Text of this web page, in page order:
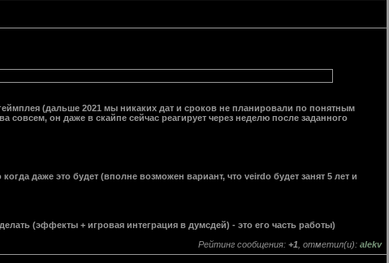
(дальше 2021 мы никаких дат и сроков не планировали по понятным
он даже в скайпе сейчас реагирует через неделю после заданного
даже это будет (вполне возможен вариант, что veirdo будет занят 5 лет и
(эффекты + игровая интеграция в думсдей) - это его часть работы)
Рейтинг сообщения: +1 , отметил(и): alekv